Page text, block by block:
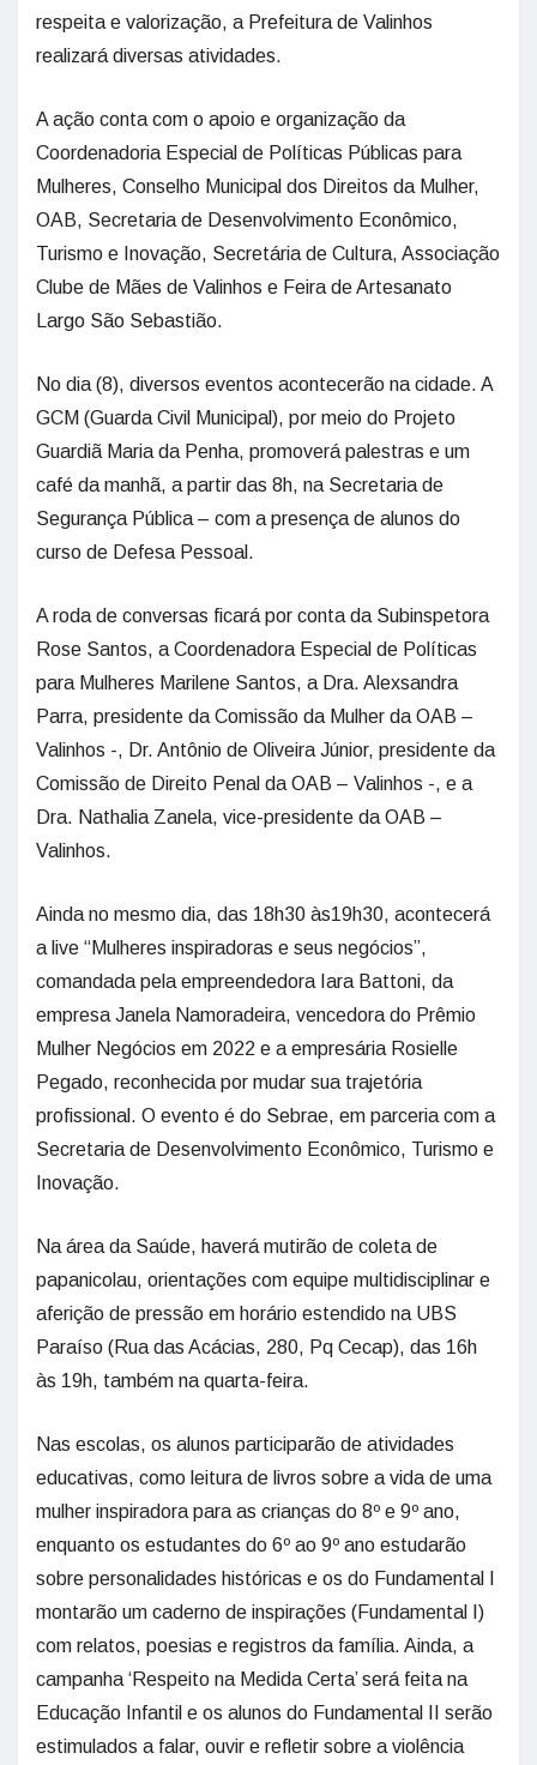
respeita e valorização, a Prefeitura de Valinhos
realizará diversas atividades.
A ação conta com o apoio e organização da
Coordenadoria Especial de Políticas Públicas para
Mulheres, Conselho Municipal dos Direitos da Mulher,
OAB, Secretaria de Desenvolvimento Econômico,
Turismo e Inovação, Secretária de Cultura, Associação
Clube de Mães de Valinhos e Feira de Artesanato
Largo São Sebastião.
No dia (8), diversos eventos acontecerão na cidade. A
GCM (Guarda Civil Municipal), por meio do Projeto
Guardiã Maria da Penha, promoverá palestras e um
café da manhã, a partir das 8h, na Secretaria de
Segurança Pública – com a presença de alunos do
curso de Defesa Pessoal.
A roda de conversas ficará por conta da Subinspetora
Rose Santos, a Coordenadora Especial de Políticas
para Mulheres Marilene Santos, a Dra. Alexsandra
Parra, presidente da Comissão da Mulher da OAB –
Valinhos -, Dr. Antônio de Oliveira Júnior, presidente da
Comissão de Direito Penal da OAB – Valinhos -, e a
Dra. Nathalia Zanela, vice-presidente da OAB –
Valinhos.
Ainda no mesmo dia, das 18h30 às19h30, acontecerá
a live “Mulheres inspiradoras e seus negócios”,
comandada pela empreendedora Iara Battoni, da
empresa Janela Namoradeira, vencedora do Prêmio
Mulher Negócios em 2022 e a empresária Rosielle
Pegado, reconhecida por mudar sua trajetória
profissional. O evento é do Sebrae, em parceria com a
Secretaria de Desenvolvimento Econômico, Turismo e
Inovação.
Na área da Saúde, haverá mutirão de coleta de
papanicolau, orientações com equipe multidisciplinar e
aferição de pressão em horário estendido na UBS
Paraíso (Rua das Acácias, 280, Pq Cecap), das 16h
às 19h, também na quarta-feira.
Nas escolas, os alunos participarão de atividades
educativas, como leitura de livros sobre a vida de uma
mulher inspiradora para as crianças do 8º e 9º ano,
enquanto os estudantes do 6º ao 9º ano estudarão
sobre personalidades históricas e os do Fundamental I
montarão um caderno de inspirações (Fundamental I)
com relatos, poesias e registros da família. Ainda, a
campanha ‘Respeito na Medida Certa’ será feita na
Educação Infantil e os alunos do Fundamental II serão
estimulados a falar, ouvir e refletir sobre a violência